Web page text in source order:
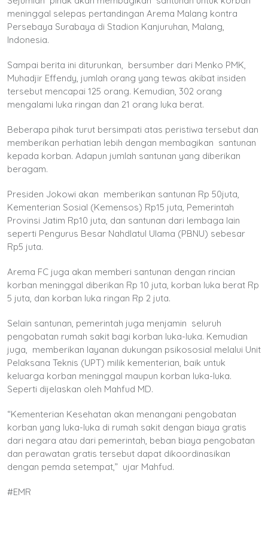
meninggal selepas pertandingan Arema Malang kontra
Persebaya Surabaya di Stadion Kanjuruhan, Malang,
Indonesia.
Sampai berita ini diturunkan, bersumber dari Menko PMK,
Muhadjir Effendy, jumlah orang yang tewas akibat insiden
tersebut mencapai 125 orang. Kemudian, 302 orang
mengalami luka ringan dan 21 orang luka berat.
Beberapa pihak turut bersimpati atas peristiwa tersebut dan
memberikan perhatian lebih dengan membagikan santunan
kepada korban. Adapun jumlah santunan yang diberikan
beragam.
Presiden Jokowi akan memberikan santunan Rp 50juta,
Kementerian Sosial (Kemensos) Rp15 juta, Pemerintah
Provinsi Jatim Rp10 juta, dan santunan dari lembaga lain
seperti Pengurus Besar Nahdlatul Ulama (PBNU) sebesar
Rp5 juta.
Arema FC juga akan memberi santunan dengan rincian
korban meninggal diberikan Rp 10 juta, korban luka berat Rp
5 juta, dan korban luka ringan Rp 2 juta.
Selain santunan, pemerintah juga menjamin seluruh
pengobatan rumah sakit bagi korban luka-luka. Kemudian
juga, memberikan layanan dukungan psikososial melalui Unit
Pelaksana Teknis (UPT) milik kementerian, baik untuk
keluarga korban meninggal maupun korban luka-luka.
Seperti dijelaskan oleh Mahfud MD.
“Kementerian Kesehatan akan menangani pengobatan
korban yang luka-luka di rumah sakit dengan biaya gratis
dari negara atau dari pemerintah, beban biaya pengobatan
dan perawatan gratis tersebut dapat dikoordinasikan
dengan pemda setempat,” ujar Mahfud.
#EMR